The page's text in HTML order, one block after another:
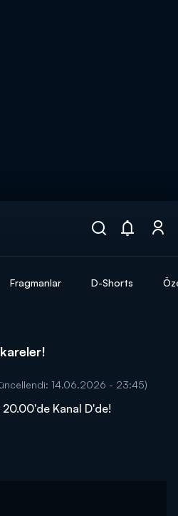
Fragmanlar D-Shorts
14.06.2026 - 23:45)
Kanal D'de!